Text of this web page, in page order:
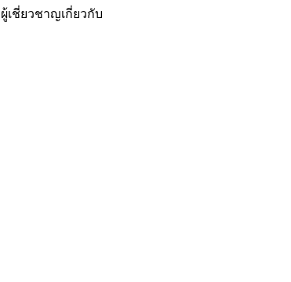
ชี่ยวชาญเกี่ยวกับ